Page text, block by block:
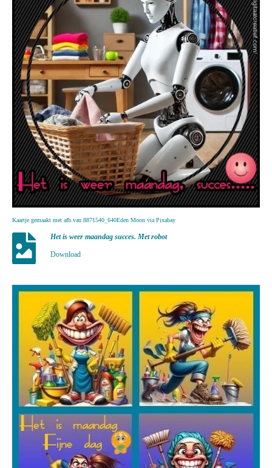
Kaartje gemaakt met afb.van 8871540_640Eden Moon via Pixabay
Het is weer maandag succes. Met robot
Download